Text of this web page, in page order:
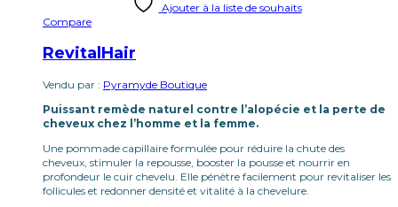
Ajouter à la liste de souhaits
Compare
RevitalHair
Vendu par : Pyramyde Boutique
Puissant remède naturel contre l’alopécie et la perte de
cheveux chez l’homme et la femme.
Une pommade capillaire formulée pour réduire la chute des
cheveux, stimuler la repousse, booster la pousse et nourrir en
profondeur le cuir chevelu. Elle pénètre facilement pour revitaliser les
follicules et redonner densité et vitalité à la chevelure.